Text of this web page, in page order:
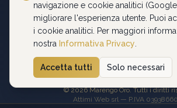
Titolo: 900‰
Diametro: 21 mm
©2026Marengo Oro. Tutti i diritti
Attimi Web srl — P.IVA
navigazione e cookie analitici
migliorare l'esperienza utente. Puoi
i cookie analitici. Per maggiori
nostra Informativa Privacy
Accetta tutti Solo necessari